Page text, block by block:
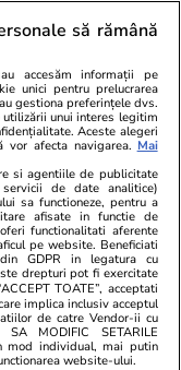
Bouhlel
să rămână
accesăm informații pe
unici pentru prelucrarea
gestiona preferințele dvs.
unui interes legitim
Aceste alegeri
afecta navigarea. Mai
si agentiile de publicitate
de date analitice)
sa functioneze, pentru a
afisate in functie de
functionalitati aferente
pe website. Beneficiati
GDPR in legatura cu
drepturi pot fi exercitate
TOATE”, acceptati
implica inclusiv acceptul
de catre Vendor-ii cu
MODIFIC SETARILE
mod individual, mai putin
website-ului.